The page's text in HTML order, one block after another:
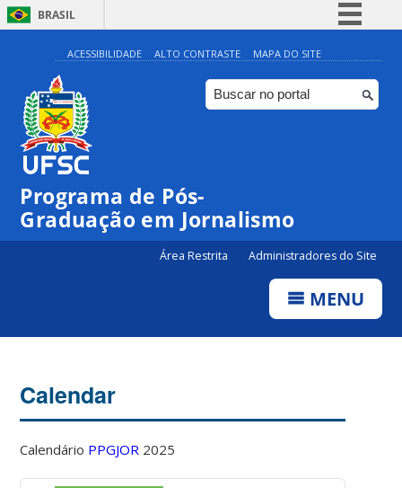
BRASIL
Simplifique!
Comunica BR
Participe
ACESSIBILIDADE ALTO CONTRASTE MAPA DO SITE
Programa de Pós-
Graduação em Jornalismo
Área Restrita Administradores do Site
MENU
Calendar
Calendário PPGJOR 2025